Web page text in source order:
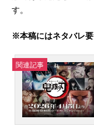
す。
※本稿にはネタバレ要
関連記事